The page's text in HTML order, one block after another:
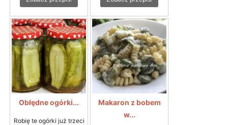
Obłędne ogórki...
Robię te ogórki już trzeci
Makaron z bobem
w...